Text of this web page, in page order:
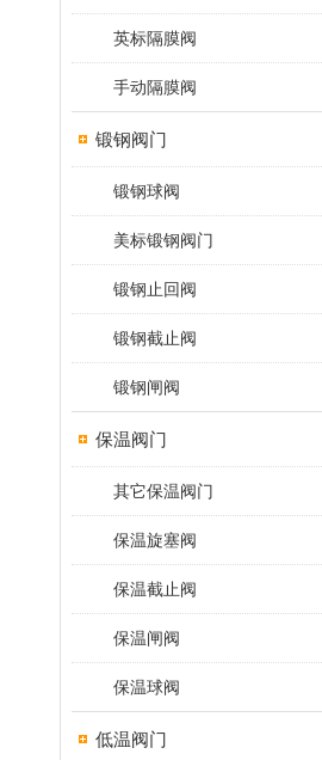
英标隔膜阀
手动隔膜阀
锻钢阀门
锻钢球阀
美标锻钢阀门
锻钢止回阀
锻钢截止阀
锻钢闸阀
保温阀门
其它保温阀门
保温旋塞阀
保温截止阀
保温闸阀
保温球阀
低温阀门